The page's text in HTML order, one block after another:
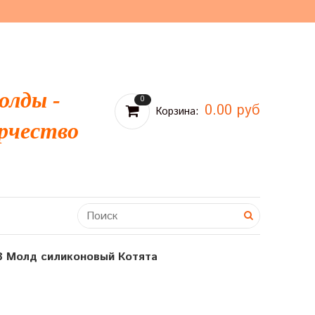
-
0
Корзина: 0.00 руб
Молд силиконовый Котята